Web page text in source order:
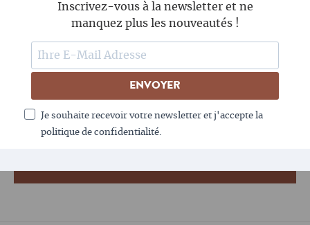
Inscrivez-vous à la newsletter et ne
manquez plus les nouveautés !
ENVOYER
Je souhaite recevoir votre newsletter et j'accepte la
politique de confidentialité.
SUIS-NOUS
LE CAFÉ AIME LA NEWSLETTER - TOI AUSSI ?